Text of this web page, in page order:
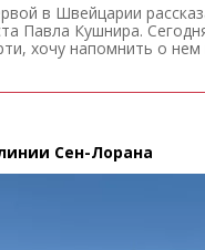
в Швейцарии
Павла Кушнира.
хочу напомнить о нем
Сен-Лорана